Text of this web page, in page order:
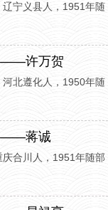
宁义县人，1951年随
——许万贺
北遵化人，1950年随
——蒋诚
合川人，1951年随部